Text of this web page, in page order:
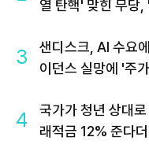
열 탄핵' 맞힌 무당
3
샌디스크, AI 수요
이던스 실망에 '주
4
국가가 청년 상대
래적금 12% 준다